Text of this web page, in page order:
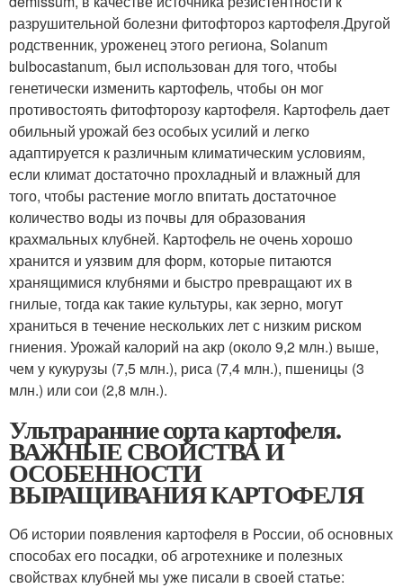
разрушительной болезни фитофтороз картофеля.Другой
родственник, уроженец этого региона, Solanum
bulbocastanum, был использован для того, чтобы
генетически изменить картофель, чтобы он мог
противостоять фитофторозу картофеля. Картофель дает
обильный урожай без особых усилий и легко
адаптируется к различным климатическим условиям,
если климат достаточно прохладный и влажный для
того, чтобы растение могло впитать достаточное
количество воды из почвы для образования
крахмальных клубней. Картофель не очень хорошо
хранится и уязвим для форм, которые питаются
хранящимися клубнями и быстро превращают их в
гнилые, тогда как такие культуры, как зерно, могут
храниться в течение нескольких лет с низким риском
гниения. Урожай калорий на акр (около 9,2 млн.) выше,
чем у кукурузы (7,5 млн.), риса (7,4 млн.), пшеницы (3
млн.) или сои (2,8 млн.).
Ультраранние сорта картофеля.
ВАЖНЫЕ СВОЙСТВА И
ОСОБЕННОСТИ
ВЫРАЩИВАНИЯ КАРТОФЕЛЯ
Об истории появления картофеля в России, об основных
способах его посадки, об агротехнике и полезных
свойствах клубней мы уже писали в своей статье: